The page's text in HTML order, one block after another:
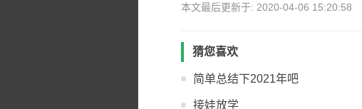
本文最后更新于: 2020-04-06 15:20:58
猜您喜欢
简单总结下2021年吧
接娃放学